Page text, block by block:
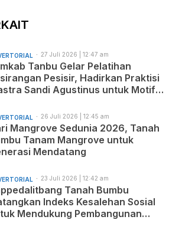
27 Juli 2026 | 12:47 am
Tanbu Gelar Pelatihan
Pesisir, Hadirkan Praktisi
Sandi Agustinus untuk Motif
26 Juli 2026 | 12:45 am
Mangrove Sedunia 2026, Tanah
Tanam Mangrove untuk
Mendatang
23 Juli 2026 | 12:42 am
Tanah Bumbu
Indeks Kesalehan Sosial
Mendukung Pembangunan